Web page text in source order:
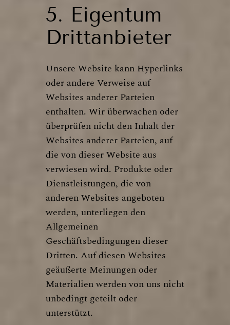
5. Eigentum
Drittanbieter
Unsere Website kann Hyperlinks
oder andere Verweise auf
Websites anderer Parteien
enthalten. Wir überwachen oder
überprüfen nicht den Inhalt der
Websites anderer Parteien, auf
die von dieser Website aus
verwiesen wird. Produkte oder
Dienstleistungen, die von
anderen Websites angeboten
werden, unterliegen den
Allgemeinen
Geschäftsbedingungen dieser
Dritten. Auf diesen Websites
geäußerte Meinungen oder
Materialien werden von uns nicht
unbedingt geteilt oder
unterstützt.